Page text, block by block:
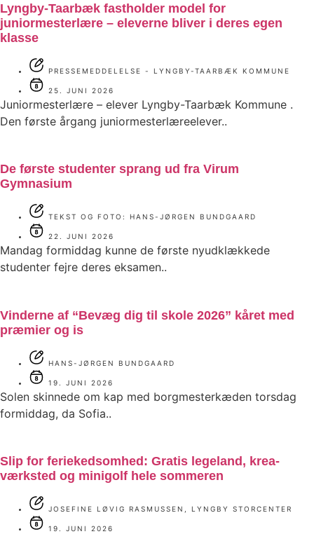
Lyngby-Taarbæk fastholder model for
juniormesterlære – eleverne bliver i deres egen
klasse
PRESSEMEDDELELSE - LYNGBY-TAARBÆK KOMMUNE
25. JUNI 2026
Juniormesterlære – elever Lyngby-Taarbæk Kommune .
Den første årgang juniormesterlæreelever..
De første studenter sprang ud fra Virum
Gymnasium
TEKST OG FOTO: HANS-JØRGEN BUNDGAARD
22. JUNI 2026
Mandag formiddag kunne de første nyudklækkede
studenter fejre deres eksamen..
Vinderne af “Bevæg dig til skole 2026” kåret med
præmier og is
HANS-JØRGEN BUNDGAARD
19. JUNI 2026
Solen skinnede om kap med borgmesterkæden torsdag
formiddag, da Sofia..
Slip for feriekedsomhed: Gratis legeland, krea-
værksted og minigolf hele sommeren
JOSEFINE LØVIG RASMUSSEN, LYNGBY STORCENTER
19. JUNI 2026